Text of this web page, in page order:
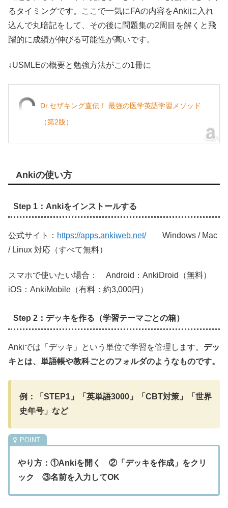
るタイミングです。ここで一気にFAの内容をAnkiに入れ
込んで丸暗記をして、その後に問題集の2周目を解くと飛
躍的に成績が伸びる可能性が高いです。
↓USMLEの概要と勉強方法がこの1冊に
Dr.セザキング直伝！ 最強の医学英語学習メソッド
（第2版）
Ankiの使い方
Step 1：Ankiをインストールする
公式サイト： https://apps.ankiweb.net/Windows / Mac
/ Linux 対応（すべて無料）
スマホで使いたい場合： Android：AnkiDroid（無料）
iOS：AnkiMobile（有料：約3,000円）
Step 2：デッキを作る（学習テーマごとの箱）
Ankiでは「デッキ」という単位で学習を管理します。 デッ
キとは、単語帳や教科ごとのフォルダのようなものです。
例：「STEP1」「英単語3000」「CBT対策」「世界
史年号」など
やり方：①Ankiを開く ②「デッキを作成」をクリ
ック ③名前を入力してOK